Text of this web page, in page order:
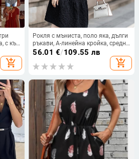
с къс
add_shopping_cart
Рокля с мъниста, поло яка, дълги
ръкави, А-линейна кройка, средна
дължина
56.01 €/109.55 лв
add_shopping_cart